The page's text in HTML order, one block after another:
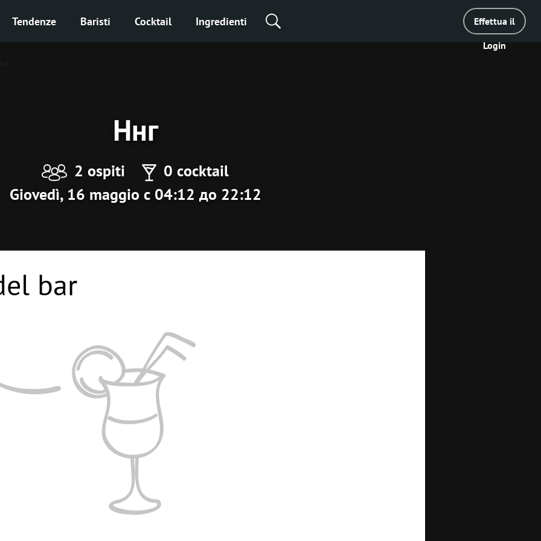
Tendenze Baristi Cocktail Ingredienti
Effettua il
Login
Ннг
2 ospiti
0 cocktail
Giovedì, 16 maggio с 04:12 до 22:12
bar